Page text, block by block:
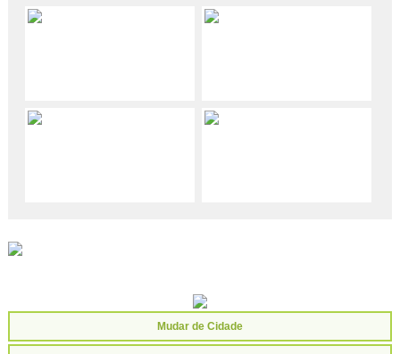
Mudar de Cidade